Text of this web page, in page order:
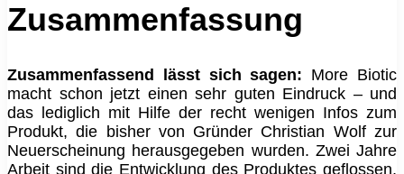
Zusammenfassung
Zusammenfassend lässt sich sagen: More Biotic
macht schon jetzt einen sehr guten Eindruck – und
das lediglich mit Hilfe der recht wenigen Infos zum
Produkt, die bisher von Gründer Christian Wolf zur
Neuerscheinung herausgegeben wurden. Zwei Jahre
Arbeit sind die Entwicklung des Produktes geflossen,